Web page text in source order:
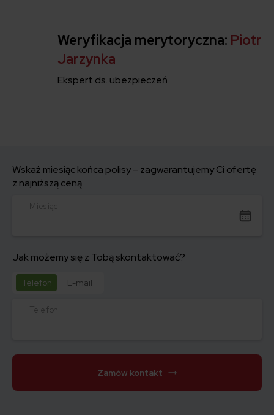
Weryfikacja merytoryczna: Piotr
Jarzynka
Ekspert ds. ubezpieczeń
Wskaż miesiąc końca polisy – zagwarantujemy Ci ofertę
z najniższą ceną.
Miesiąc
Jak możemy się z Tobą skontaktować?
Telefon E-mail
Telefon
Zamów kontakt